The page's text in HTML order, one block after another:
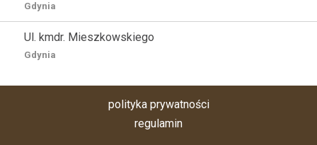
Gdynia
Ul. kmdr. Mieszkowskiego
Gdynia
polityka prywatności
regulamin